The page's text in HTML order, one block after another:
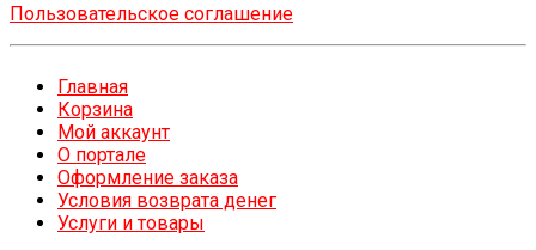
Пользовательское соглашение
Главная
Корзина
Мой аккаунт
О портале
Оформление заказа
Условия возврата денег
Услуги и товары